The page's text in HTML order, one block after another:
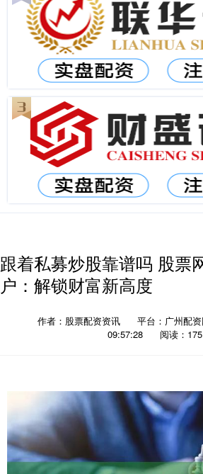
跟着私募炒股靠谱吗 股票
户：解锁财富新高度
作者：股票配资资讯 平台：广州配
09:57:28
阅读：175